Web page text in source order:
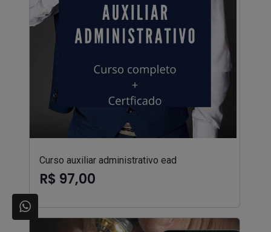
Curso auxiliar administrativo ead
R$ 97,00